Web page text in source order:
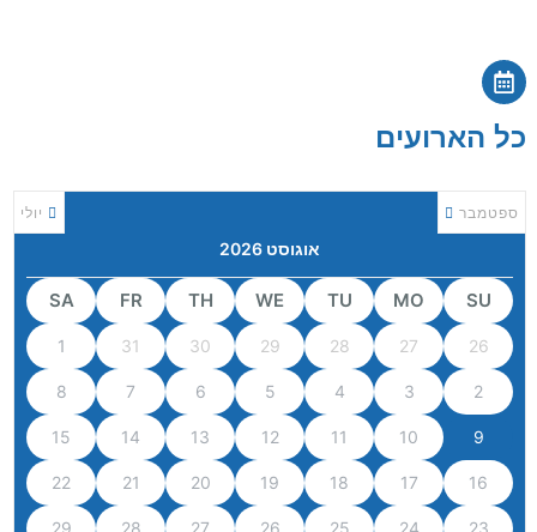
כל הארועים
יולי
אוגוסט 2026
ספטמבר
SU
MO
TU
WE
TH
FR
SA
26
27
28
29
30
31
1
2
3
4
5
6
7
8
9
10
11
12
13
14
15
16
17
18
19
20
21
22
23
24
25
26
27
28
29